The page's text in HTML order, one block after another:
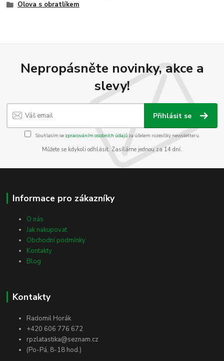
Olova s obratlíkem
Nepropásněte novinky, akce a
slevy!
Přihlásit se
Souhlasím se zpracováním osobních údajůza účelem rozesílky newsletteru.
Můžete se kdykoli odhlásit. Zasíláme jednou za 14 dní.
Informace pro zákazníky
O nás
Jak nakupovat
Obchodní podmínky
Kontakty
Blog
Kontakty
Radomil Horák
+420 606 776 672
rpzlatastika@seznam.cz
(Po-Pá, 8-18 hod.)